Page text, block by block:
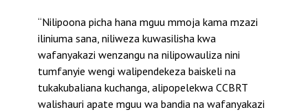
“Nilipoona picha hana mguu mmoja kama mzazi
iliniuma sana, niliweza kuwasilisha kwa
wafanyakazi wenzangu na nilipowauliza nini
tumfanyie wengi walipendekeza baiskeli na
tukakubaliana kuchanga, alipopelekwa CCBRT
walishauri apate mguu wa bandia na wafanyakazi